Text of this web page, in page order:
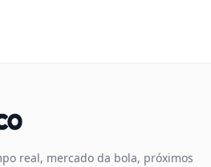
real, mercado da bola, próximos